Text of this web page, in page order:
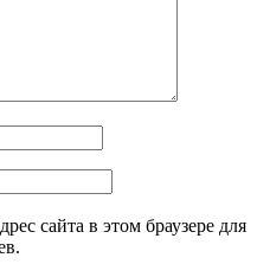
сайта в этом браузере для